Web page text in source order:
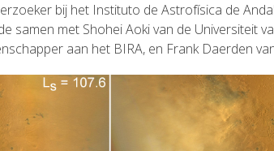
bij het Instituto de Astrofísica de
samen met Shohei Aoki van de Universiteit
aan het BIRA, en Frank Daerden